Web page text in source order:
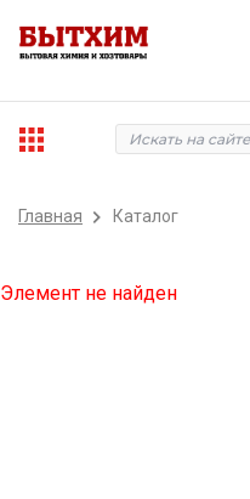
Главная Каталог
Элемент не найден